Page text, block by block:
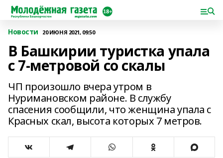
Новости 20 ИЮНЯ 2021, 09:50
В Башкирии туристка упала
с 7-метровой со скалы
ЧП произошло вчера утром в
Нуримановском районе. В службу
спасения сообщили, что женщина упала с
Красных скал, высота которых 7 метров.